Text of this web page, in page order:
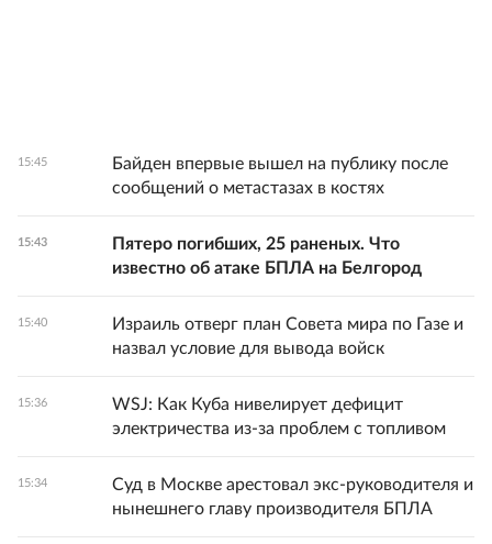
15:45
Байден впервые вышел на публику после
сообщений о метастазах в костях
15:43
Пятеро погибших, 25 раненых. Что
известно об атаке БПЛА на Белгород
15:40
Израиль отверг план Совета мира по Газе и
назвал условие для вывода войск
15:36
WSJ: Как Куба нивелирует дефицит
электричества из-за проблем с топливом
15:34
Суд в Москве арестовал экс-руководителя и
нынешнего главу производителя БПЛА